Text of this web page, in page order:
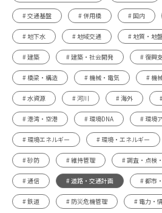
# 交通基盤 # 併用橋 # 国内
# 地下水 # 地域交通 # 地質・地
# 建築 # 建築・社会開発 # 復興
# 橋梁・構造 # 機械・電気 # 機
# 水資源 # 河川 # 海外
# 港湾・空港 # 環境DNA # 環境
# 環境エネルギー # 環境・エネルギー
# 砂防 # 維持管理 # 調査・点検
# 通信 # 道路・交通計画 # 都市
# 鉄道 # 防災危機管理 # 電力・